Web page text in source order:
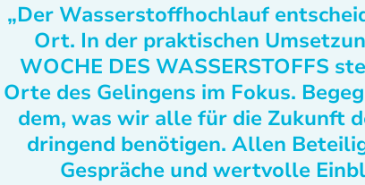
„Der Wasserstoffhochlauf
Ort. In der praktischen
WOCHE DES WASSERSTOFFS
Orte des Gelingens im Fokus.
dem, was wir alle für die Zukunft
dringend benötigen. Allen
Gespräche und wertvolle